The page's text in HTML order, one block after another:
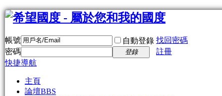
帳號 自動登錄 找回密碼
密碼
登錄
註冊
快捷導航
主頁
論壇BBS